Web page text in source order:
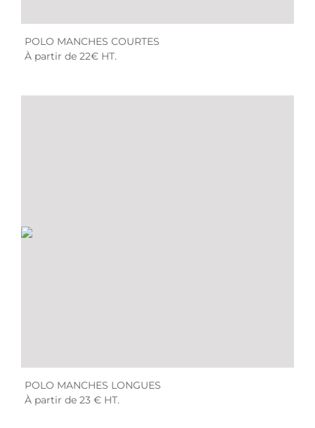
POLO MANCHES COURTES
À partir de 22€ HT.
POLO MANCHES LONGUES
À partir de 23 € HT.